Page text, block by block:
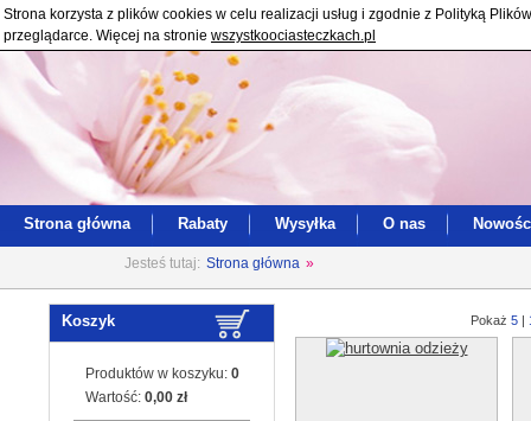
Strona korzysta z plików cookies w celu realizacji usług i zgodnie z Polityką
przeglądarce. Więcej na stronie wszystkoociasteczkach.pl
Strona główna Rabaty Wysyłka O nas
Jesteś tutaj: Strona główna »
Koszyk
Produktów w koszyku: 0
Wartość: 0,00 zł
Pokaż 5 |